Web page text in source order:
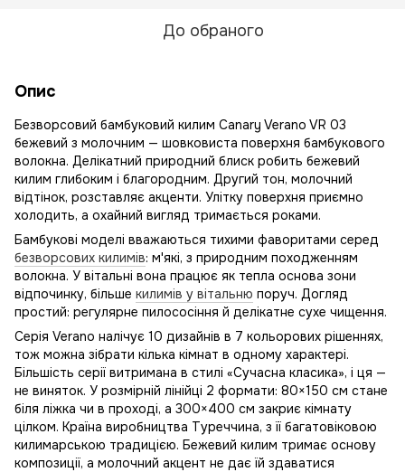
До обраного
Опис
Безворсовий бамбуковий килим Canary Verano VR 03
бежевий з молочним — шовковиста поверхня бамбукового
волокна. Делікатний природний блиск робить бежевий
килим глибоким і благородним. Другий тон, молочний
відтінок, розставляє акценти. Улітку поверхня приємно
холодить, а охайний вигляд тримається роками.
Бамбукові моделі вважаються тихими фаворитами серед
безворсових килимів: м'які, з природним походженням
волокна. У вітальні вона працює як тепла основа зони
відпочинку, більше килимів у вітальню поруч. Догляд
простий: регулярне пилососіння й делікатне сухе чищення.
Серія Verano налічує 10 дизайнів в 7 кольорових рішеннях,
тож можна зібрати кілька кімнат в одному характері.
Більшість серії витримана в стилі «Сучасна класика», і ця —
не виняток. У розмірній лінійці 2 формати: 80×150 см стане
біля ліжка чи в проході, а 300×400 см закриє кімнату
цілком. Країна виробництва Туреччина, з її багатовіковою
килимарською традицією. Бежевий килим тримає основу
композиції, а молочний акцент не дає їй здаватися